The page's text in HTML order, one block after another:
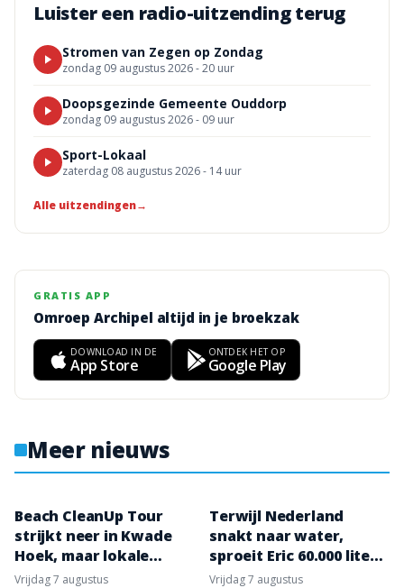
Luister een radio-uitzending terug
Stromen van Zegen op Zondag
zondag 09 augustus 2026 - 20 uur
Doopsgezinde Gemeente Ouddorp
zondag 09 augustus 2026 - 09 uur
Sport-Lokaal
zaterdag 08 augustus 2026 - 14 uur
Alle uitzendingen→
GRATIS APP
Omroep Archipel altijd in je broekzak
DOWNLOAD IN DE
App Store
ONTDEK HET OP
Google Play
Meer nieuws
Beach CleanUp Tour
strijkt neer in Kwade
Hoek, maar lokale
opruimers zijn kritisch
vrijdag 7 augustus
Terwijl Nederland
snakt naar water,
sproeit Eric 60.000 liter
per uur over zijn akker
vrijdag 7 augustus